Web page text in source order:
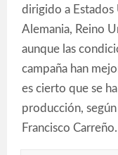
dirigido a Estados
Alemania, Reino
aunque las
campaña han
es cierto que se
producción,
Francisco Carreño.